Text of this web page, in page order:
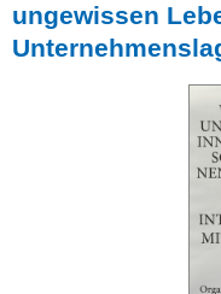
ungewissen